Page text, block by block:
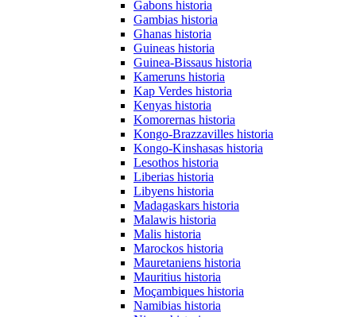
Gabons historia
Gambias historia
Ghanas historia
Guineas historia
Guinea-Bissaus historia
Kameruns historia
Kap Verdes historia
Kenyas historia
Komorernas historia
Kongo-Brazzavilles historia
Kongo-Kinshasas historia
Lesothos historia
Liberias historia
Libyens historia
Madagaskars historia
Malawis historia
Malis historia
Marockos historia
Mauretaniens historia
Mauritius historia
Moçambiques historia
Namibias historia